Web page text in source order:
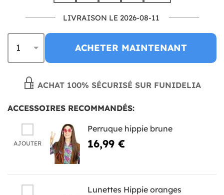
LIVRAISON LE 2026-08-11
ACHETER MAINTENANT
ACHAT 100% SÉCURISÉ SUR FUNIDELIA
ACCESSOIRES RECOMMANDÉS:
AJOUTER
Perruque hippie brune
16,99 €
Lunettes Hippie oranges